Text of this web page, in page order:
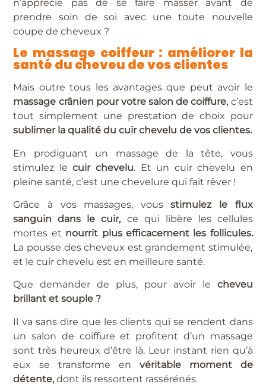
n’apprécie pas de se faire masser avant de
prendre soin de soi avec une toute nouvelle
coupe de cheveux ?
Le massage coiffeur : améliorer la
santé du cheveu de vos clientes
Mais outre tous les avantages que peut avoir le
massage crânien pour votre salon de coiffure, c’est
tout simplement une prestation de choix pour
sublimer la qualité du cuir chevelu de vos clientes.
En prodiguant un massage de la tête, vous
stimulez lecuir chevelu. Et un cuir chevelu en
pleine santé, c’est une chevelure qui fait rêver !
Grâce à vos massages, vousstimulez le flux
sanguin dans le cuir, ce qui libère les cellules
mortes et nourrit plus efficacement les follicules.
La pousse des cheveux est grandement stimulée,
et le cuir chevelu est en meilleure santé.
Que demander de plus, pour avoir le cheveu
brillant et souple ?
Il va sans dire que les clients qui se rendent dans
un salon de coiffure et profitent d’un massage
sont très heureux d’être là. Leur instant rien qu’à
eux se transforme en véritable moment de
détente,dont ils ressortent rassérénés.